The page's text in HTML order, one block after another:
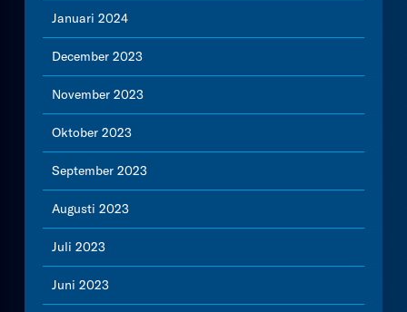
Januari 2024
December 2023
November 2023
Oktober 2023
September 2023
Augusti 2023
Juli 2023
Juni 2023